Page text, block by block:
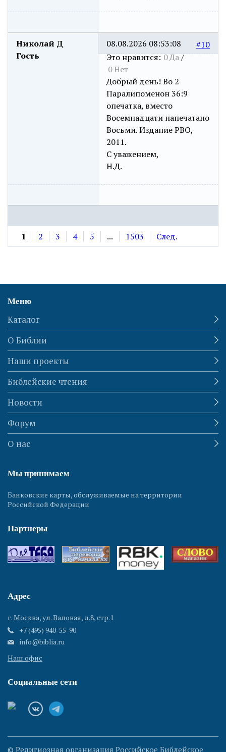
Николай Д
Гость
#10
Это нравится: 0Да/
0Нет
08.08.2026 08:53:08
Добрый день! Во 2
Паралипоменон 36:9
опечатка, вместо
Восемнадцати напечатано
Восьми. Издание РВО,
2011.
С уважением,
Н.Д.
1 2 3 4 5 ... 1503 След.
Меню
Каталог
О Библии
Наши проекты
Библейские чтения
Новости
Форум
О нас
Мы принимаем
Банковские карты, обслуживаемые на территории
Российской Федерации
Партнеры
Адрес
г. Москва, ул. Валовая, д.8, стр.1
+7 (495) 940-55-90
info@biblia.ru
Наш офис
Социальные сети
© Религиозная организация Российское Библейское